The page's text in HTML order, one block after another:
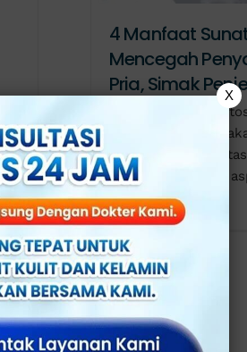
4 Manfaat
Mencegah
Pria, Simak
Klinik Utama
pada pria
yang dilakukan
dan agama. Selain
X